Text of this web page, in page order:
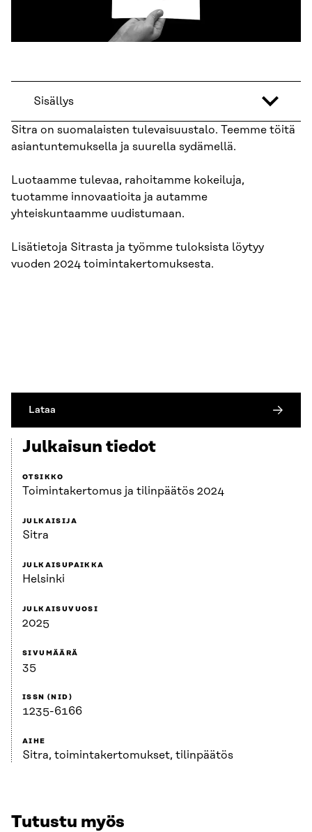
Sisällys
Sitra on suomalaisten tulevaisuustalo. Teemme töitä
asiantuntemuksella ja suurella sydämellä.
Luotaamme tulevaa, rahoitamme kokeiluja,
tuotamme innovaatioita ja autamme
yhteiskuntaamme uudistumaan.
Lisätietoja Sitrasta ja työmme tuloksista löytyy
vuoden 2024 toimintakertomuksesta.
Lataa
Julkaisun tiedot
OTSIKKO
Toimintakertomus ja tilinpäätös 2024
JULKAISIJA
Sitra
JULKAISUPAIKKA
Helsinki
JULKAISUVUOSI
2025
SIVUMÄÄRÄ
35
ISSN (NID)
1235-6166
AIHE
Sitra, toimintakertomukset, tilinpäätös
Tutustu myös